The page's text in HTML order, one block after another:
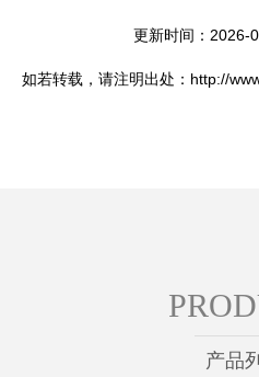
更新时间：2026-
如若转载，请注明出处：http://
产品